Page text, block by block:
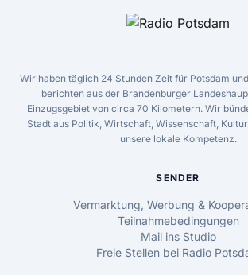
Wir haben täglich 24 Stunden Zeit für Potsdam
berichten aus der Brandenburger
Einzugsgebiet von circa 70 Kilometern. Wir
Stadt aus Politik, Wirtschaft, Wissenschaft,
unsere lokale Kompetenz.
SENDER
Vermarktung, Werbung &
Teilnahmebedingungen
Mail ins Studio
Freie Stellen bei Radio